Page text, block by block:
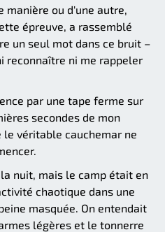
manière ou d'une autre,
épreuve, a rassemblé
un seul mot dans ce bruit –
reconnaître ni me rappeler
par une tape ferme sur
secondes de mon
véritable cauchemar ne
nuit, mais le camp était en
chaotique dans une
masquée. On entendait
légères et le tonnerre